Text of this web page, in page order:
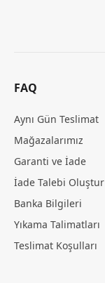
FAQ
Aynı Gün Teslimat
Mağazalarımız
Garanti ve İade
İade Talebi Oluştur
Banka Bilgileri
Yıkama Talimatları
Teslimat Koşulları